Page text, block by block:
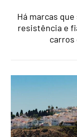
Há marcas
resistência e
carros